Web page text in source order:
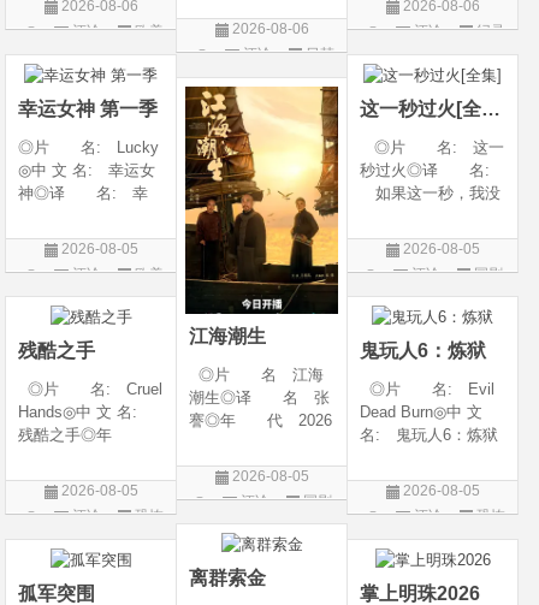
Hundred Years of So
寂/百年孤寂：第一
部(台)/百年孤
2026-08-06
评论
欧美
剧
A Shop for Killers S
2 / A Shop for Killers
代: 2026◎产
地: 韩国
2026-08-06
评论
日韩
剧
年 代: 2026◎
类 别: 纪录片
◎语 言: 英语
◎上映
2026-08-06
评论
纪录
片
幸运女神 第一季
◎片 名: Lucky
◎中 文 名: 幸运女
神◎译 名: 幸
6◎产 地: 美国
◎类 别: 剧情 /
英语◎上映日期: 2
026-07-15(美国)
2026-08-05
评论
欧美
剧
这一秒过火[全集]
◎片 名: 这一
秒过火◎译 名:
如果这一秒，我没
年 代: 2026◎
产 地: 中国大
情 / 爱情◎语 言:
汉语普通话◎上映
2026-08-05
评论
国剧
江海潮生
◎片 名 江海
潮生◎译 名 张
謇◎年 代 2026
陆◎类 别 传记
/ 历史 / 古装◎语
上映日期 2026-07-
20(中国大陆)◎
2026-08-05
评论
国剧
残酷之手
◎片 名: Cruel
Hands◎中 文 名:
残酷之手◎年
地: 澳大利亚◎
类 别: 惊悚 / 恐
语◎上映日期: 202
6-07-24(澳大利亚)
2026-08-05
评论
恐怖
片
鬼玩人6：炼狱
◎片 名: Evil
Dead Burn◎中 文
名: 鬼玩人6：炼狱
焚场(台) / 鬼玩人6：
燃烧 / 鬼玩人崛起衍
2026◎产 地:
美国◎类 别:
2026-08-05
评论
恐怖
片
离群索金
孤军突围 掌上明珠2026